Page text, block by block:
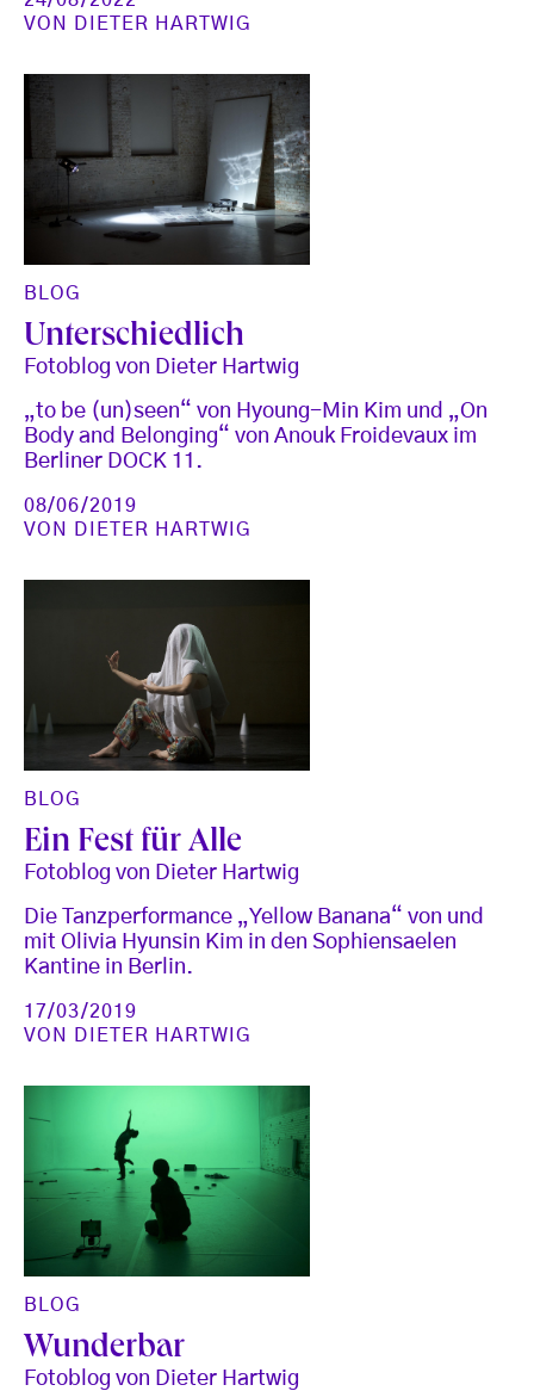
VON
DIETER HARTWIG
BLOG
Unterschiedlich
Fotoblog von Dieter Hartwig
„to be (un)seen“ von Hyoung-Min Kim und „On
Body and Belonging“ von Anouk Froidevaux im
Berliner DOCK 11.
08/06/2019
VON
DIETER HARTWIG
BLOG
Ein Fest für Alle
Fotoblog von Dieter Hartwig
Die Tanzperformance „Yellow Banana“ von und
mit Olivia Hyunsin Kim in den Sophiensaelen
Kantine in Berlin.
17/03/2019
VON
DIETER HARTWIG
BLOG
Wunderbar
Fotoblog von Dieter Hartwig